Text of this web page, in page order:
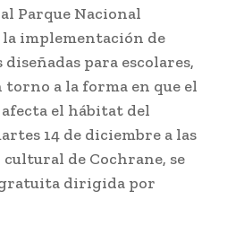
Parque Nacional
implementación de
para escolares,
torno a la forma en que el
el hábitat del
14 de diciembre a las
de Cochrane, se
dirigida por